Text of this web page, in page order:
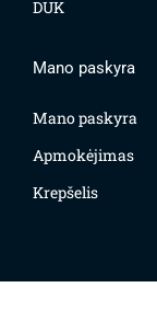
DUK
Mano paskyra
Mano paskyra
Apmokėjimas
Krepšelis